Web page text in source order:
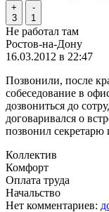
+
3
-
1
Не работал там
Ростов-на-Дону
16.03.2012 в 22:47
Позвонили, после
собеседование в
дозвониться до
договаривался о
позвонил секретарю
Коллектив
Комфорт
Оплата труда
Начальство
Нет комментариев: